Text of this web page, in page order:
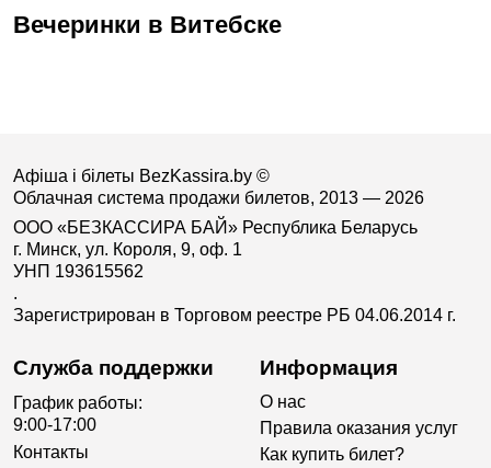
Вечеринки в Витебске
Афіша і білеты BezKassira.by ©
Облачная система продажи билетов, 2013 — 2026
ООО «БЕЗКАССИРА БАЙ» Республика Беларусь
г. Минск, ул. Короля, 9, оф. 1
УНП 193615562
.
Зарегистрирован в Торговом реестре РБ 04.06.2014 г.
Служба поддержки
График работы:
9:00-17:00
Контакты
Информация
О нас
Правила оказания услуг
Как купить билет?